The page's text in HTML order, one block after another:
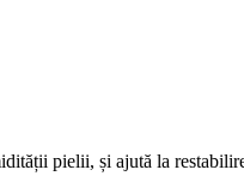
pielii, și ajută la